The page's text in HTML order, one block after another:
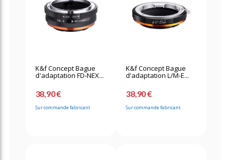
K&f Concept Bague
d'adaptation FD-NEX...
38,90 €
Sur commande fabricant
K&f Concept Bague
d'adaptation L/M-E...
38,90 €
Sur commande fabricant